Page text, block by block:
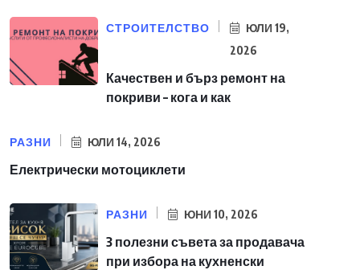
СТРОИТЕЛСТВО
ЮЛИ 19,
2026
Качествен и бърз ремонт на
покриви – кога и как
РАЗНИ ЮЛИ 14, 2026
Електрически мотоциклети
РАЗНИ ЮНИ 10, 2026
3 полезни съвета за продавача
при избора на кухненски